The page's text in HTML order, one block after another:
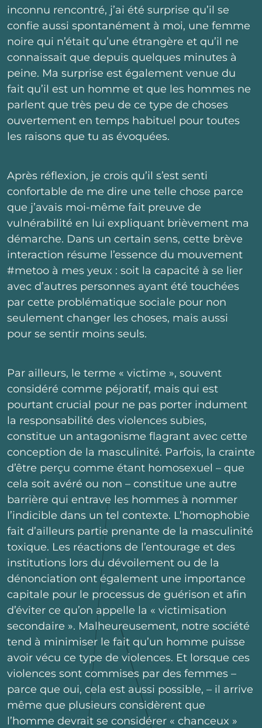
inconnu rencontré, j’ai été surprise qu’il se
confie aussi spontanément à moi, une femme
noire qui n’était qu’une étrangère et qu’il ne
connaissait que depuis quelques minutes à
peine. Ma surprise est également venue du
fait qu’il est un homme et que les hommes ne
parlent que très peu de ce type de choses
ouvertement en temps habituel pour toutes
les raisons que tu as évoquées.
Après réflexion, je crois qu’il s’est senti
confortable de me dire une telle chose parce
que j’avais moi-même fait preuve de
vulnérabilité en lui expliquant brièvement ma
démarche. Dans un certain sens, cette brève
interaction résume l’essence du mouvement
#metoo à mes yeux : soit la capacité à se lier
avec d’autres personnes ayant été touchées
par cette problématique sociale pour non
seulement changer les choses, mais aussi
pour se sentir moins seuls.
Par ailleurs, le terme « victime », souvent
considéré comme péjoratif, mais qui est
pourtant crucial pour ne pas porter indument
la responsabilité des violences subies,
constitue un antagonisme flagrant avec cette
conception de la masculinité. Parfois, la crainte
d’être perçu comme étant homosexuel – que
cela soit avéré ou non – constitue une autre
barrière qui entrave les hommes à nommer
l’indicible dans un tel contexte. L’homophobie
fait d’ailleurs partie prenante de la masculinité
toxique. Les réactions de l’entourage et des
institutions lors du dévoilement ou de la
dénonciation ont également une importance
capitale pour le processus de guérison et afin
d’éviter ce qu’on appelle la « victimisation
secondaire ». Malheureusement, notre société
tend à minimiser le fait qu’un homme puisse
avoir vécu ce type de violences. Et lorsque ces
violences sont commises par des femmes –
parce que oui, cela est aussi possible, – il arrive
même que plusieurs considèrent que
l’homme devrait se considérer « chanceux »